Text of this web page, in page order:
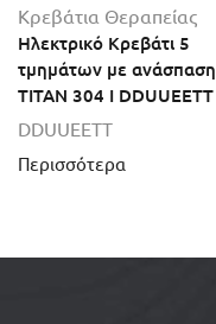
Κρεβάτια Θεραπείας
Ηλεκτρικό Κρεβάτι 5
τμημάτων με ανάσπαση
TITAN 304 I DDUUEETT
DDUUEETT
Περισσότερα